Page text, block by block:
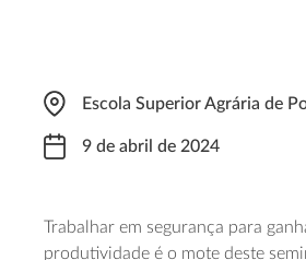
Escola Superior Agrária de
9 de abril de 2024
Trabalhar em segurança para
produtividade é o mote deste